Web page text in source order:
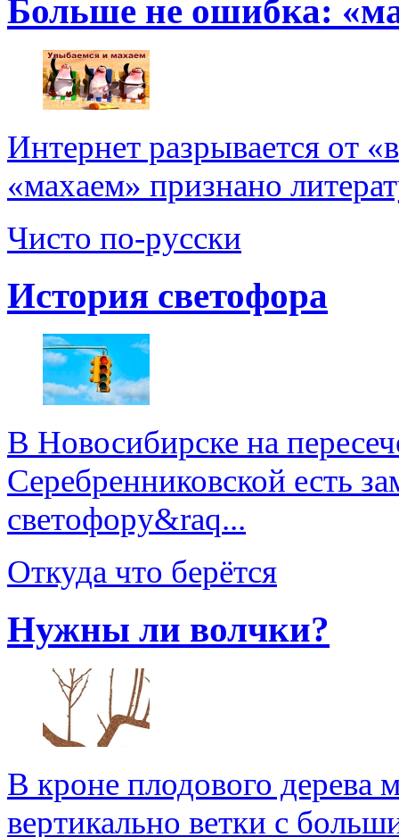
Больше не ошибка:
Интернет разрывается от
«махаем» признано
Чисто по-русски
История светофора
В Новосибирске на
Серебренниковской есть
светофору&raq...
Откуда что берётся
Нужны ли волчки?
В кроне плодового дерева
вертикально ветки с